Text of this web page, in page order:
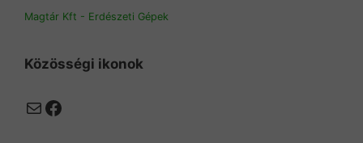
Magtár Kft - Erdészeti Gépek
Közösségi ikonok
MailFacebook